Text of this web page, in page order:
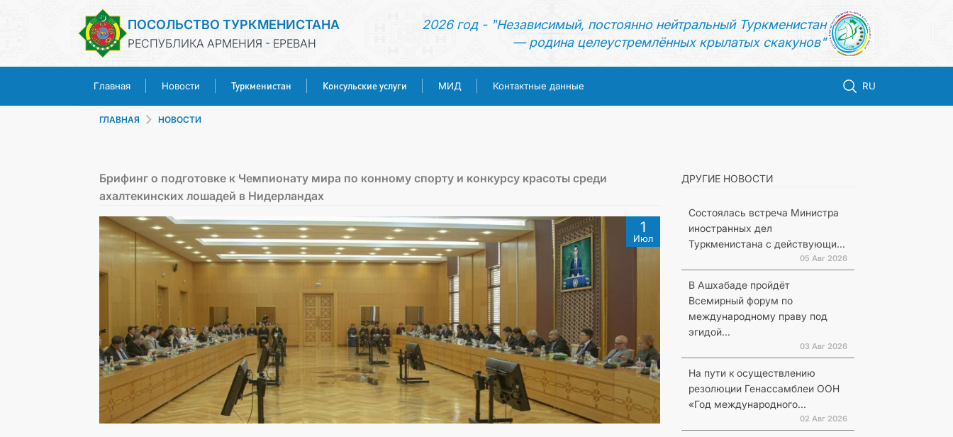
ПОСОЛЬСТВО ТУРКМЕНИСТАНА
РЕСПУБЛИКА АРМЕНИЯ - ЕРЕВАН
2026 год - "Независимый, постоянно нейтральный Туркменистан
— родина целеустремлённых крылатых скакунов"
Главная Новости Туркменистан Консульские услуги МИД Контактные данные RU
КОНСУЛЬСКИЕ УСЛУГИ
МИД
КОНТАКТНЫЕ ДАННЫЕ
ГЛАВНАЯ НОВОСТИ
Брифинг о подготовке к Чемпионату мира по конному спорту и конкурсу красоты среди
ахалтекинских лошадей в Нидерландах
1
Июл
ДРУГИЕ НОВОСТИ
Состоялась встреча Министра
иностранных дел
Туркменистана с действующи...
05 Авг 2026
В Ашхабаде пройдёт
Всемирный форум по
международному праву под
эгидой...
03 Авг 2026
На пути к осуществлению
резолюции Генассамблеи ООН
«Год международного...
02 Авг 2026